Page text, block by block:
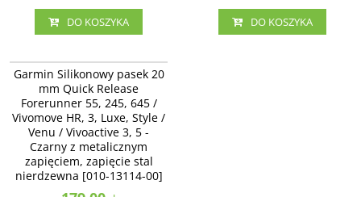
DO KOSZYKA DO KOSZYKA
Garmin Silikonowy pasek 20 mm
Quick Release Forerunner 55, 245,
645 / Vivomove HR, 3, Luxe, Style /
Venu / Vivoactive 3 - Czarny z
metalicznym zapięciem, zapięcie
stal nierdzewna [010-13114-00]
Dostępność: Zakończono
produkcję. Produkt niedostępny.
Garmin Silikonowy pasek 20
mm Quick Release
Forerunner 55, 245, 645 /
Vivomove HR, 3, Luxe, Style /
Venu / Vivoactive 3, 5 -
Czarny z metalicznym
zapięciem, zapięcie stal
nierdzewna [010-13114-00]